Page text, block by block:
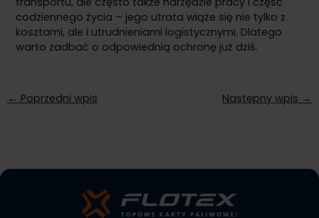
codziennego życia – jego utrata wiąże się nie tylko z
kosztami, ale i utrudnieniami logistycznymi. Dlatego
warto zadbać o odpowiednią ochronę już dziś.
← Poprzedni wpis Następny wpis →